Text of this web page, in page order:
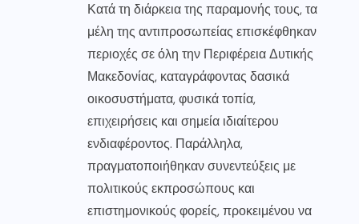
Κατά τη διάρκεια της παραμονής τους, τα
μέλη της αντιπροσωπείας επισκέφθηκαν
περιοχές σε όλη την Περιφέρεια Δυτικής
Μακεδονίας, καταγράφοντας δασικά
οικοσυστήματα, φυσικά τοπία,
επιχειρήσεις και σημεία ιδιαίτερου
ενδιαφέροντος. Παράλληλα,
πραγματοποιήθηκαν συνεντεύξεις με
πολιτικούς εκπροσώπους και
επιστημονικούς φορείς, προκειμένου να